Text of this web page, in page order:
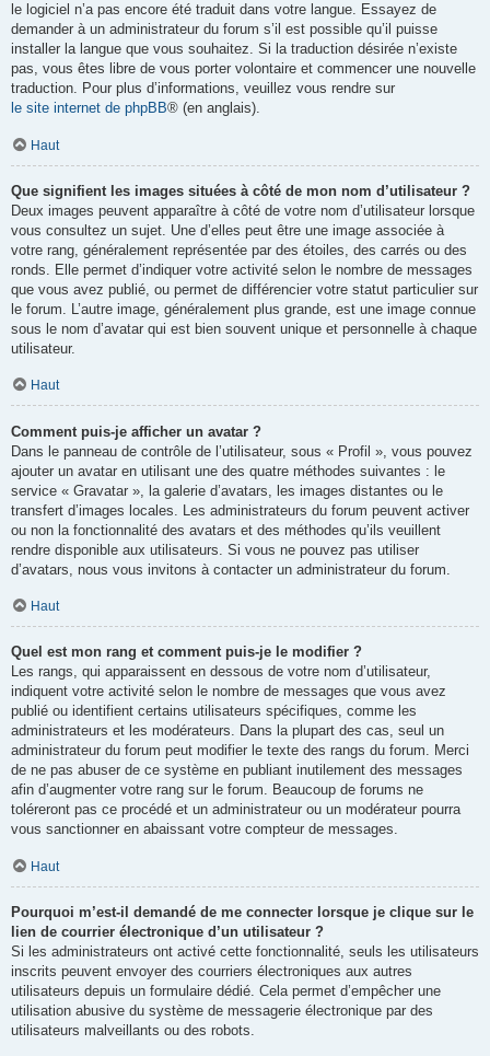
le logiciel n’a pas encore été traduit dans votre langue. Essayez de
demander à un administrateur du forum s’il est possible qu’il puisse
installer la langue que vous souhaitez. Si la traduction désirée n’existe
pas, vous êtes libre de vous porter volontaire et commencer une nouvelle
traduction. Pour plus d’informations, veuillez vous rendre sur
le site internet de phpBB® (en anglais).
Haut
Que signifient les images situées à côté de mon nom d’utilisateur ?
Deux images peuvent apparaître à côté de votre nom d’utilisateur lorsque
vous consultez un sujet. Une d’elles peut être une image associée à
votre rang, généralement représentée par des étoiles, des carrés ou des
ronds. Elle permet d’indiquer votre activité selon le nombre de messages
que vous avez publié, ou permet de différencier votre statut particulier sur
le forum. L’autre image, généralement plus grande, est une image connue
sous le nom d’avatar qui est bien souvent unique et personnelle à chaque
utilisateur.
Haut
Comment puis-je afficher un avatar ?
Dans le panneau de contrôle de l’utilisateur, sous « Profil », vous pouvez
ajouter un avatar en utilisant une des quatre méthodes suivantes : le
service « Gravatar », la galerie d’avatars, les images distantes ou le
transfert d’images locales. Les administrateurs du forum peuvent activer
ou non la fonctionnalité des avatars et des méthodes qu’ils veuillent
rendre disponible aux utilisateurs. Si vous ne pouvez pas utiliser
d’avatars, nous vous invitons à contacter un administrateur du forum.
Haut
Quel est mon rang et comment puis-je le modifier ?
Les rangs, qui apparaissent en dessous de votre nom d’utilisateur,
indiquent votre activité selon le nombre de messages que vous avez
publié ou identifient certains utilisateurs spécifiques, comme les
administrateurs et les modérateurs. Dans la plupart des cas, seul un
administrateur du forum peut modifier le texte des rangs du forum. Merci
de ne pas abuser de ce système en publiant inutilement des messages
afin d’augmenter votre rang sur le forum. Beaucoup de forums ne
toléreront pas ce procédé et un administrateur ou un modérateur pourra
vous sanctionner en abaissant votre compteur de messages.
Haut
Pourquoi m’est-il demandé de me connecter lorsque je clique sur le
lien de courrier électronique d’un utilisateur ?
Si les administrateurs ont activé cette fonctionnalité, seuls les utilisateurs
inscrits peuvent envoyer des courriers électroniques aux autres
utilisateurs depuis un formulaire dédié. Cela permet d’empêcher une
utilisation abusive du système de messagerie électronique par des
utilisateurs malveillants ou des robots.